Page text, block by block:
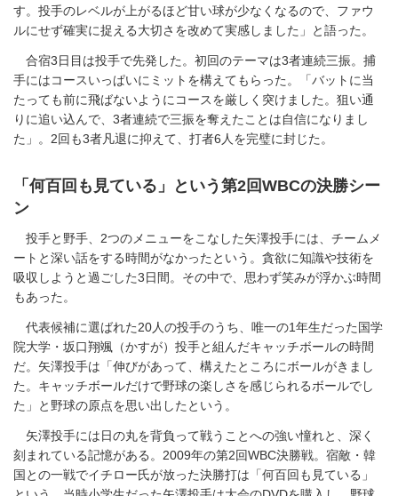
す。投手のレベルが上がるほど甘い球が少なくなるので、ファウ
ルにせず確実に捉える大切さを改めて実感しました」と語った。
合宿3日目は投手で先発した。初回のテーマは3者連続三振。捕
手にはコースいっぱいにミットを構えてもらった。「バットに当
たっても前に飛ばないようにコースを厳しく突けました。狙い通
りに追い込んで、3者連続で三振を奪えたことは自信になりまし
た」。2回も3者凡退に抑えて、打者6人を完璧に封じた。
「何百回も見ている」という第2回WBCの決勝シー
ン
投手と野手、2つのメニューをこなした矢澤投手には、チームメ
ートと深い話をする時間がなかったという。貪欲に知識や技術を
吸収しようと過ごした3日間。その中で、思わず笑みが浮かぶ時間
もあった。
代表候補に選ばれた20人の投手のうち、唯一の1年生だった国学
院大学・坂口翔颯（かすが）投手と組んだキャッチボールの時間
だ。矢澤投手は「伸びがあって、構えたところにボールがきまし
た。キャッチボールだけで野球の楽しさを感じられるボールでし
た」と野球の原点を思い出したという。
矢澤投手には日の丸を背負って戦うことへの強い憧れと、深く
刻まれている記憶がある。2009年の第2回WBC決勝戦。宿敵・韓
国との一戦でイチロー氏が放った決勝打は「何百回も見ている」